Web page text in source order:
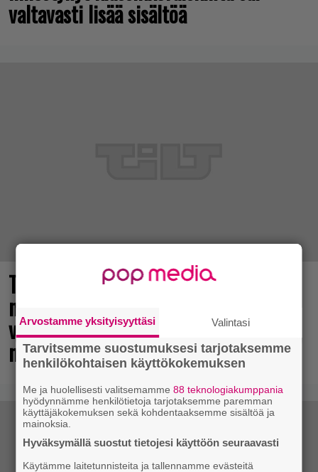
valtavasti lisää sisältöä
The Legend of Zelda -elokuvan
näyttelijöistä huhuillaan ahkerasti –
vastikään menehtynyt Sam Neill
mukana?
Arvostamme yksityisyyttäsi Valintasi
Tarvitsemme suostumuksesi tarjotaksemme
henkilökohtaisen käyttökokemuksen
Me ja huolellisesti valitsemamme88 teknologiakumppania
hyödynnämme henkilötietoja tarjotaksemme paremman
käyttäjäkokemuksen sekä kohdentaaksemme sisältöä ja
mainoksia.
Hyväksymällä suostut tietojesi käyttöön seuraavasti
Käytämme laitetunnisteita ja tallennamme evästeitä